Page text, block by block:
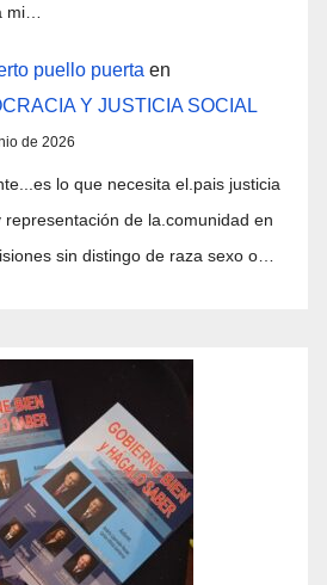
mi…
puello puerta en
Y JUSTICIA SOCIAL
de 2026
lo que necesita el.pais justicia
representación de la.comunidad en
sin distingo de raza sexo o…